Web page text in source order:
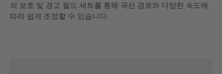
의 보호 및 경고 필드 세트를 통해 곡선 경로와 다양한 속도에
따라 쉽게 조정할 수 있습니다.